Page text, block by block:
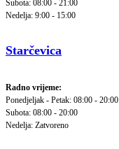
Subota: 08:00 - 21:00
Nedelja: 9:00 - 15:00
Starčevica
Radno vrijeme:
Ponedjeljak - Petak: 08:00 - 20:00
Subota: 08:00 - 20:00
Nedelja: Zatvoreno